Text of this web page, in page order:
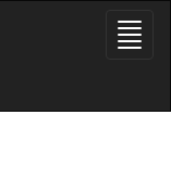
Toggle